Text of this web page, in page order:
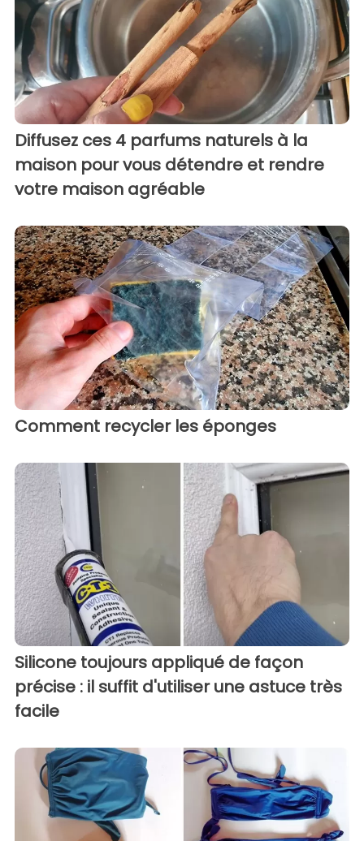
Diffusez ces 4 parfums naturels à la
maison pour vous détendre et rendre
votre maison agréable
Comment recycler les éponges
Silicone toujours appliqué de façon
précise : il suffit d'utiliser une astuce très
facile